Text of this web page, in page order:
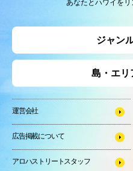
あなたとハワイをリ
ジャン
島・エリ
運営会社
広告掲載について
アロハストリートスタッフ